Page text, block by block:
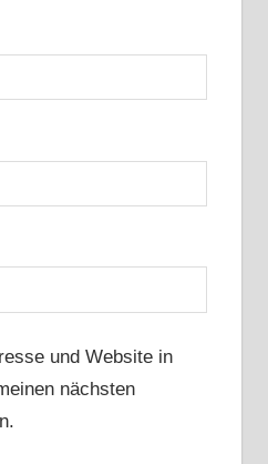
und Website in
nächsten